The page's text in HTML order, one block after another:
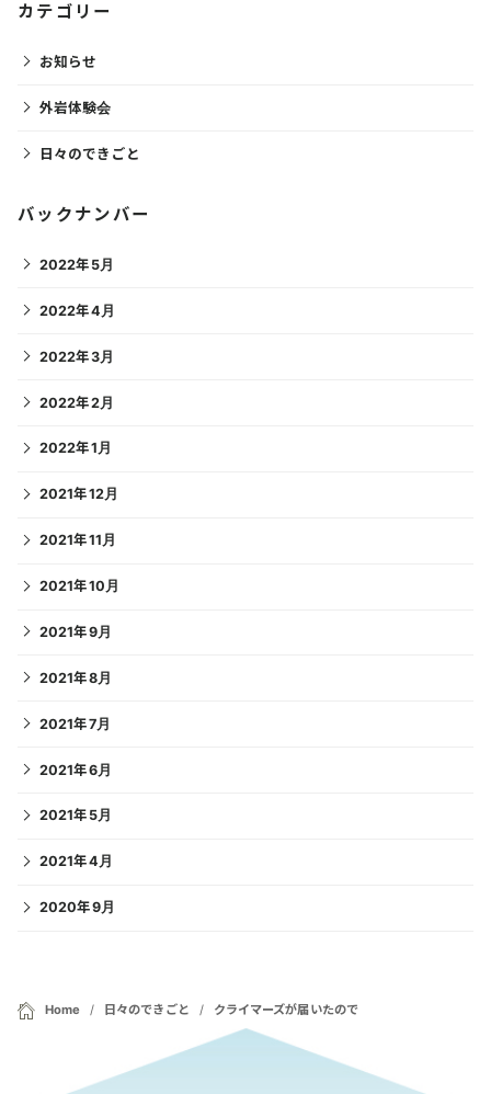
カテゴリー
お知らせ
外岩体験会
日々のできごと
バックナンバー
2022年5月
2022年4月
2022年3月
2022年2月
2022年1月
2021年12月
2021年11月
2021年10月
2021年9月
2021年8月
2021年7月
2021年6月
2021年5月
2021年4月
2020年9月
Home 日々のできごと クライマーズが届いたので